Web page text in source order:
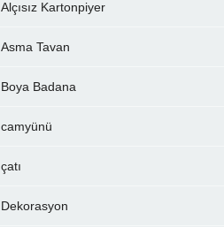
Alçısız Kartonpiyer
Asma Tavan
Boya Badana
camyünü
çatı
Dekorasyon